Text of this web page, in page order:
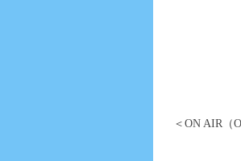
＜ON AIR（